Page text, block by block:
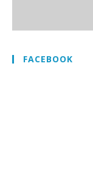
FACEBOOK